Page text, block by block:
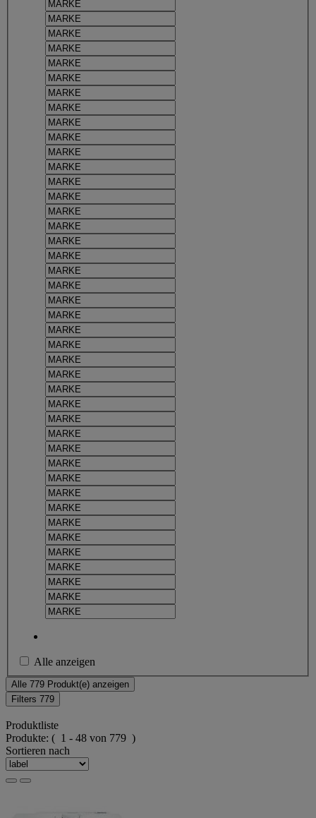
Alle anzeigen
Alle 779 Produkt(e) anzeigen
Filters 779
Produktliste
Produkte: ( 1 - 48 von 779 )
Sortieren nach